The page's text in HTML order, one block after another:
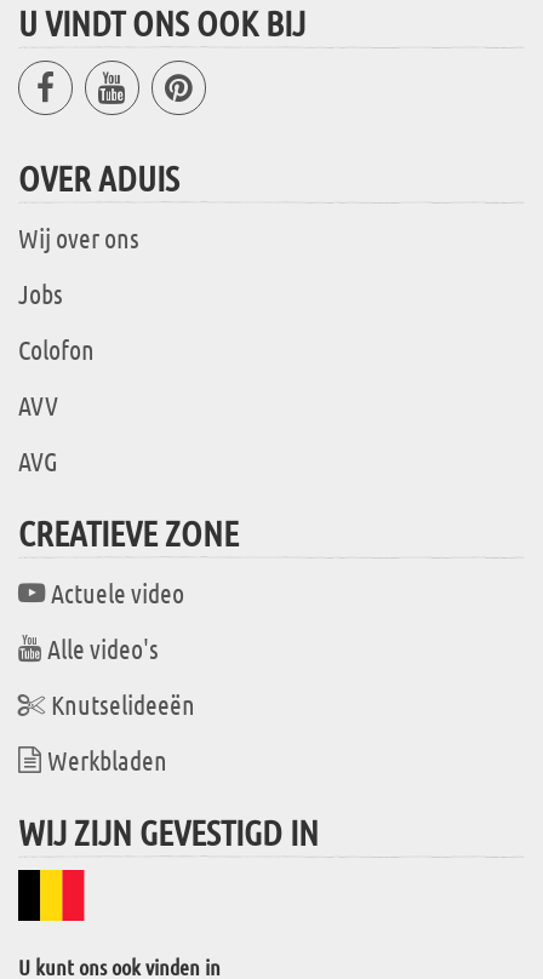
U VINDT ONS OOK BIJ
OVER ADUIS
Wij over ons
Jobs
Colofon
AVV
AVG
CREATIEVE ZONE
Actuele video
Alle video's
Knutselideeën
Werkbladen
WIJ ZIJN GEVESTIGD IN
U kunt ons ook vinden in